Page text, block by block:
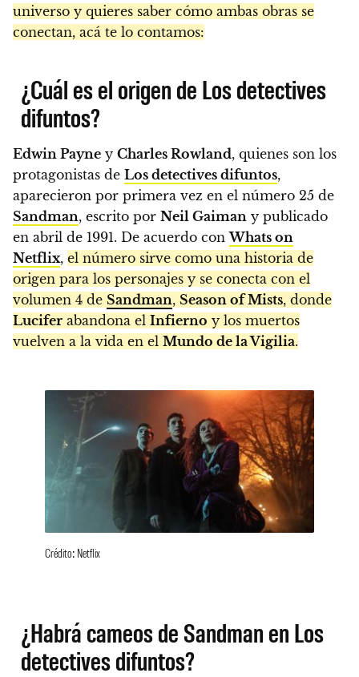
universo y quieres saber cómo ambas obras se
conectan, acá te lo contamos:
¿Cuál es el origen de Los detectives
difuntos?
Edwin Payne y Charles Rowland, quienes son los
protagonistas de Los detectives difuntos,
aparecieron por primera vez en el número 25 de
Sandman, escrito por Neil Gaiman y publicado
en abril de 1991. De acuerdo conWhats on
Netflix, el número sirve como una historia de
origen para los personajes y se conecta con el
volumen 4 de Sandman, Season of Mists, donde
Lucifer abandona el Infierno y los muertos
vuelven a la vida en el Mundo de la Vigilia.
Crédito: Netflix
¿Habrá cameos de Sandman en Los
detectives difuntos?